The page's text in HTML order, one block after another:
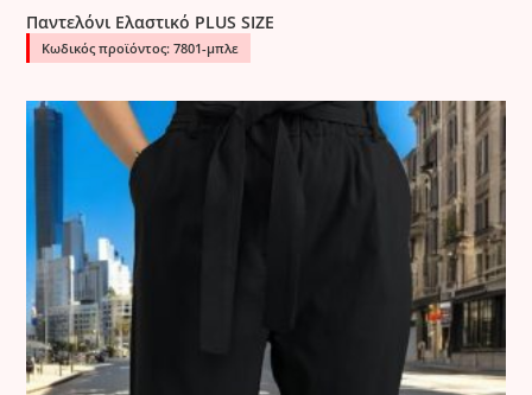
Παντελόνι Ελαστικό PLUS SIZE
Κωδικός προϊόντος: 7801-μπλε